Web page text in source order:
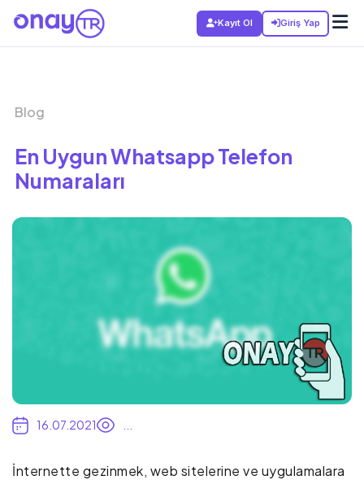
Kayıt Ol Giriş Yap
Blog
En Uygun Whatsapp Telefon
Numaraları
16.07.2021
İnternette gezinmek, web sitelerine ve uygulamalara